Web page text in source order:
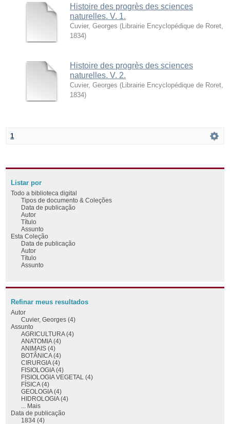
Histoire des progrès des sciences
naturelles. V. 1.
Cuvier, Georges ( Librairie Encyclopédique de Roret
1834)
Histoire des progrès des sciences
naturelles. V. 2.
Cuvier, Georges ( Librairie Encyclopédique de Roret
1834)
1
Listar por
Todo a biblioteca digital
Tipos de documento & Coleções
Data de publicação
Autor
Título
Assunto
Esta Coleção
Data de publicação
Autor
Título
Assunto
Refinar meus resultados
Autor
Cuvier, Georges (4)
Assunto
AGRICULTURA (4)
ANATOMIA (4)
ANIMAIS (4)
BOTÂNICA (4)
CIRURGIA (4)
FISIOLOGIA (4)
FISIOLOGIA VEGETAL (4)
FÍSICA (4)
GEOLOGIA (4)
HIDROLOGIA (4)
... Mais
Data de publicação
1834 (4)